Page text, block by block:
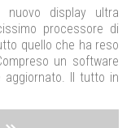
display ultra
processore di
quello che ha reso
un software
Il tutto in